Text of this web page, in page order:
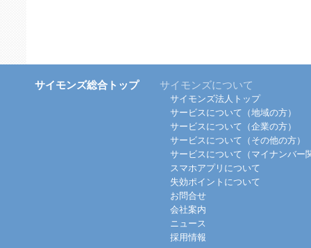
サイモンズ総合トップ サイモンズについて
サイモンズ法人トップ
サービスについて（地域の方）
サービスについて（企業の方）
サービスについて（その他の方）
サービスについて（マイナンバー
スマホアプリについて
失効ポイントについて
お問合せ
会社案内
ニュース
採用情報